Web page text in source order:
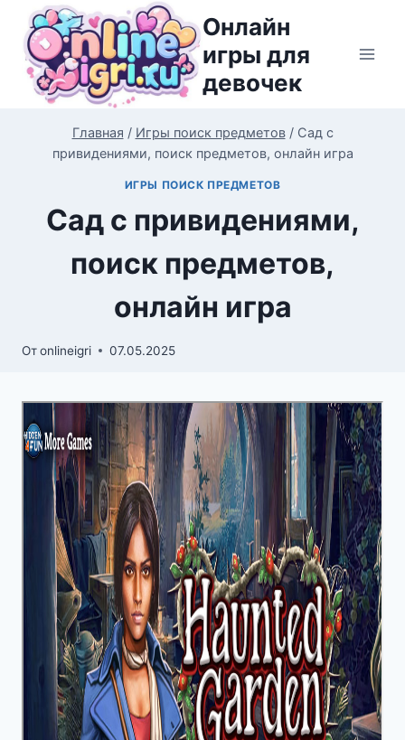
Перейти
содержимому
Онлайн
игры для
девочек
Главная / Игры поиск предметов / Сад с
привидениями, поиск предметов, онлайн игра
ИГРЫ ПОИСК ПРЕДМЕТОВ
Сад с привидениями,
поиск предметов,
онлайн игра
Отonlineigri 07.05.2025